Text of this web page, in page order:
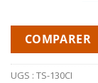
COMPARER
UGS : TS-130CI